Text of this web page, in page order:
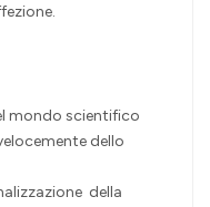
mondo scientifico
dello
della